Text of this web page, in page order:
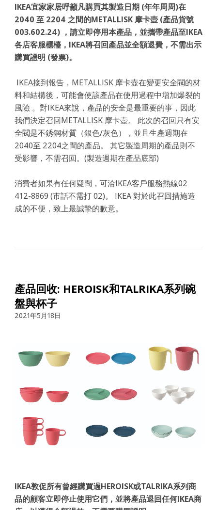
IKEA宜家家居呼籲凡購買其製造日期 (年年周周)在
2040 至 2204 之間的METALLISK 摩卡壺 (產品貨號
003.602.24) ，請立即停用本產品，並攜帶產品至IKEA
各店客服櫃檯，IKEA將召回產品並全額退費，不需出示
購買證明 (發票)。
IKEA接到報告，METALLISK 摩卡壺在變更安全閥的材
料和結構後，可能會使該產品在使用過程中增加爆裂的
風險 。對IKEA來說，產品的安全是最重要的事，因此
我們決定召回METALLISK 摩卡壺。 此次的召回只有安
全閥是不銹鋼材質（銀色/灰色），並且生產週期在
2040至 2204之間的產品。 其它製造周期的產品則不
受影響，不需召回。(製造週期在產品底部)
消費者如果有任何疑問，可洽IKEA客戶服務熱線02
412-8869 (市話不需打 02)。 IKEA 對於此召回措施造
成的不便，致上最誠摯的歉意。
產品回收: HEROISK和TALRIKA系列碗
盤與杯子
2021年5月18日
IKEA敦促所有曾經購買過HEROISK或TALRIKA系列商
品的顧客立即停止使用它們，並將產品退回任何IKEA商